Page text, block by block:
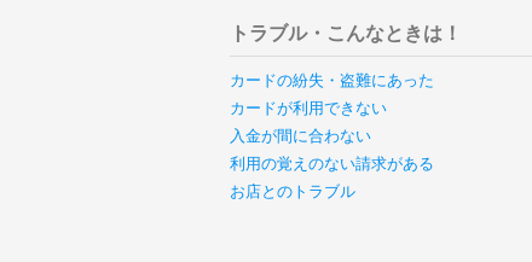
トラブル・こんなときは！
カードの紛失・盗難にあった
カードが利用できない
入金が間に合わない
利用の覚えのない請求がある
お店とのトラブル